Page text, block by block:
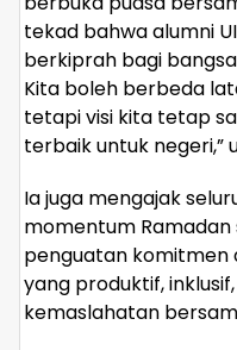
tekad bahwa alumni
berkiprah bagi
Kita boleh berbeda
tetapi visi kita tetap
terbaik untuk negeri,”
Ia juga mengajak
momentum
penguatan komitmen
yang produktif,
kemaslahatan